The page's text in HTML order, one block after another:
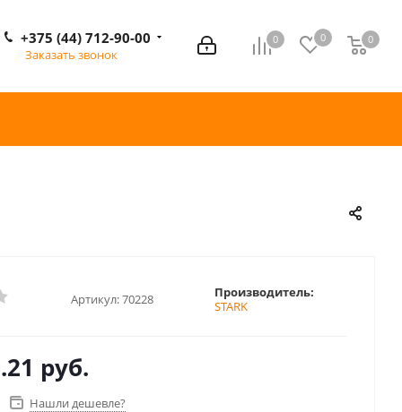
0 0 0
0
+375 (44) 712-90-00
Заказать звонок
Артикул:70228
Производитель:
STARK
руб.
Нашли дешевле?